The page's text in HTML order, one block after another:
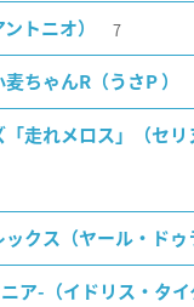
トニオ） 7
ちゃんR（うさP ）
走れメロス」（セリ
クス（ヤール・ドゥ
ア-（イドリス・タイ